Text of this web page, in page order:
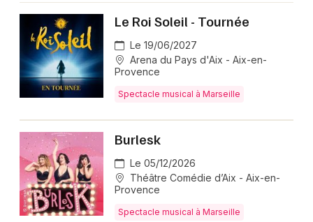
Le Roi Soleil - Tournée
Le 19/06/2027
Arena du Pays d'Aix - Aix-en-
Provence
Spectacle musical à Marseille
Burlesk
Le 05/12/2026
Théâtre Comédie d’Aix - Aix-en-
Provence
Spectacle musical à Marseille